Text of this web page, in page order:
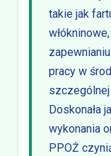
takie jak
pracy w
Doskonała
wykonania
PPOŻ